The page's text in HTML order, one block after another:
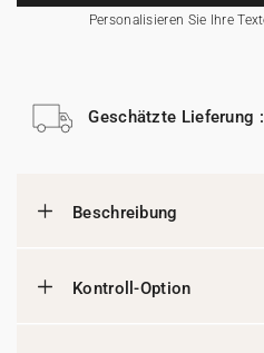
Personalisieren Sie Ihre
Geschätzte Lieferung
Beschreibung
Kontroll-Option